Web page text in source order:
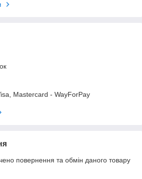
Mastercard - WayForPay
повернення та обмін даного товару